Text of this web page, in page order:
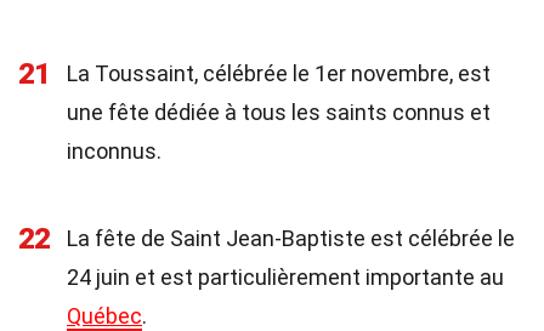
21
La Toussaint, célébrée le 1er novembre, est
une fête dédiée à tous les saints connus et
inconnus.
22
La fête de Saint Jean-Baptiste est célébrée le
24 juin et est particulièrement importante au
Québec.